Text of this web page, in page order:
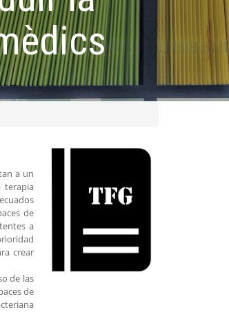
a un
terapia
de
a
crear
de las
de